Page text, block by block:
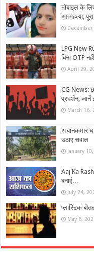
मोबाइल के
आत्महत्या,
December
LPG New
बिना OTP
April 29,
CG News:
प्रदर्शन, जानें
March 16,
अचानकमार
उठाए सवाल
January
Aaj Ka
बनाएं…
July 24,
प्लास्टिक
May 6,